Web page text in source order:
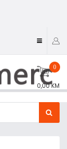
0
0,00 KM